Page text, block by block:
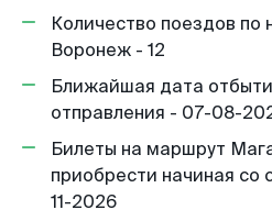
Количество поездов
Воронеж - 12
Ближайшая дата
отправления - 07-08-
Билеты на маршрут
приобрести начиная
11-2026